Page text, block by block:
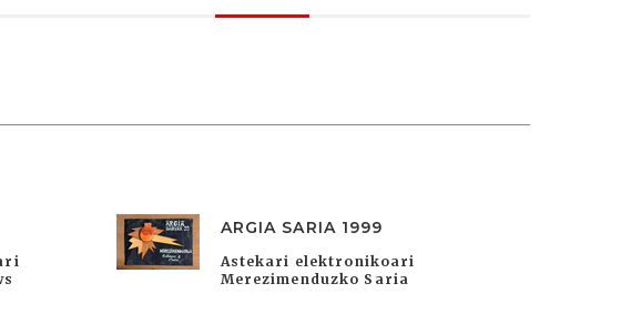
ARGIA SARIA 1999
Astekari elektronikoari
Merezimenduzko Saria